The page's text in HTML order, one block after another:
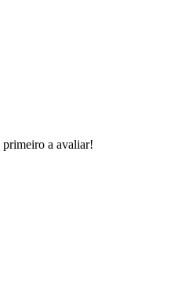
primeiro a avaliar!